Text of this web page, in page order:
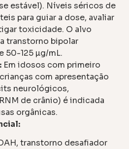
estável). Níveis séricos de
para guiar a dose, avaliar
toxicidade. O alvo
transtorno bipolar
50-125 µg/mL.
Em idosos com primeiro
com apresentação
neurológicos,
de crânio) é indicada
orgânicas.
transtorno desafiador